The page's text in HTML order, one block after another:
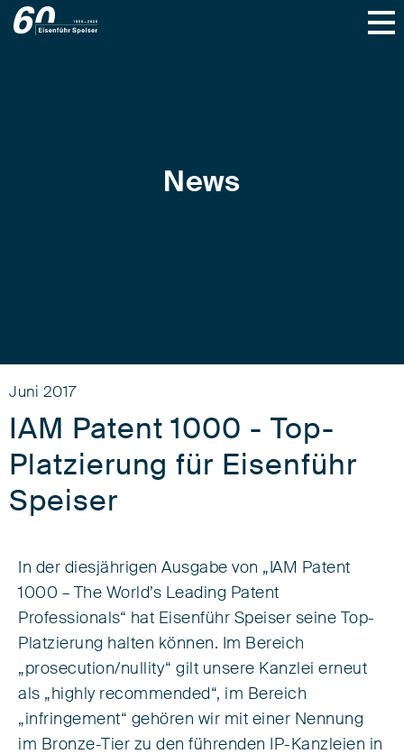
News
Juni 2017
IAM Patent 1000 - Top-
Platzierung für Eisenführ
Speiser
In der diesjährigen Ausgabe von „IAM Patent
1000 – The World’s Leading Patent
Professionals“ hat Eisenführ Speiser seine Top-
Platzierung halten können. Im Bereich
„prosecution/nullity“ gilt unsere Kanzlei erneut
als „highly recommended“, im Bereich
„infringement“ gehören wir mit einer Nennung
im Bronze-Tier zu den führenden IP-Kanzleien in